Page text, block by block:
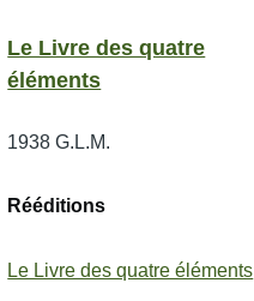
Le Livre des quatre
éléments
1938 G.L.M.
Rééditions
Le Livre des quatre éléments